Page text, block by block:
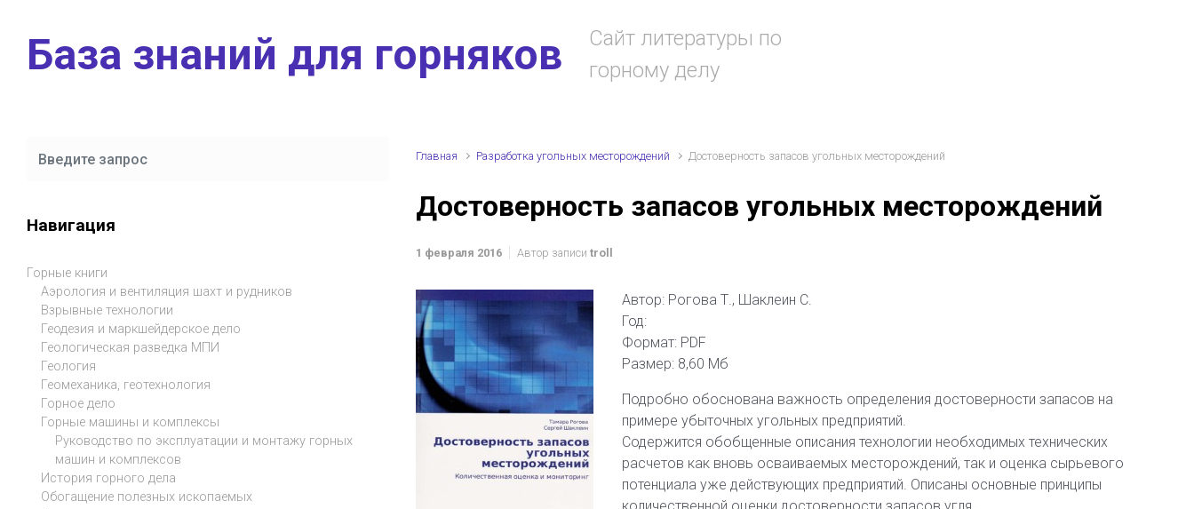
База знаний для горняков
Сайт литературы по
горному делу
Главная Разработка угольных месторождений Достоверность запасов угольных месторождений
Достоверность запасов угольных месторождений
1 февраля 2016 Автор записи troll
Автор: Рогова Т., Шаклеин С.
Год:
Формат: PDF
Размер: 8,60 Мб
Подробно обоснована важность определения достоверности запасов на
примере убыточных угольных предприятий.
Содержится обобщенные описания технологии необходимых технических
расчетов как вновь осваиваемых месторождений, так и оценка сырьевого
потенциала уже действующих предприятий. Описаны основные принципы
Навигация
Горные книги
Аэрология и вентиляция шахт и рудников
Взрывные технологии
Геодезия и маркшейдерское дело
Геологическая разведка МПИ
Геология
Геомеханика, геотехнология
Горное дело
Горные машины и комплексы
Руководство по эксплуатации и монтажу горных
машин и комплексов
История горного дела
Обогащение полезных ископаемых